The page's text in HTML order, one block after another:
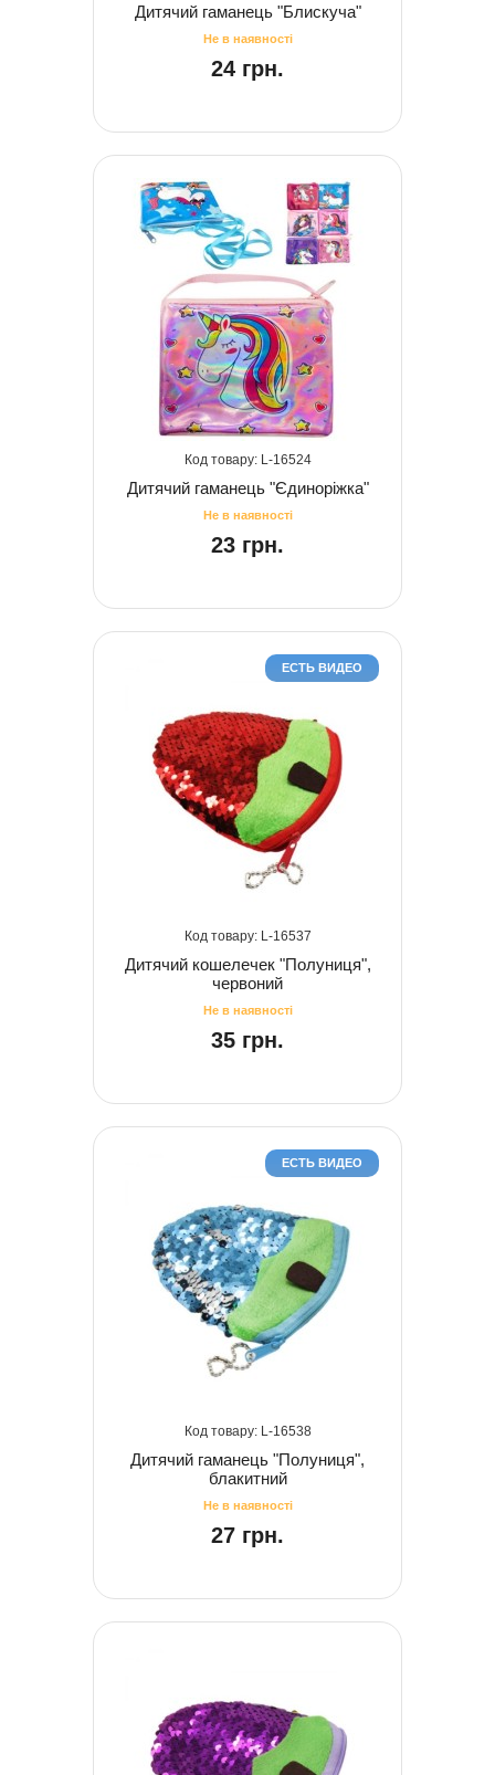
Дитячий гаманець "Блискуча"
24 грн.
16524
Дитячий гаманець "Єдиноріжка"
23 грн.
ЕСТЬ ВИДЕО
16537
Дитячий кошелечек "Полуниця",
червоний
35 грн.
ЕСТЬ ВИДЕО
16538
Дитячий гаманець "Полуниця",
блакитний
27 грн.